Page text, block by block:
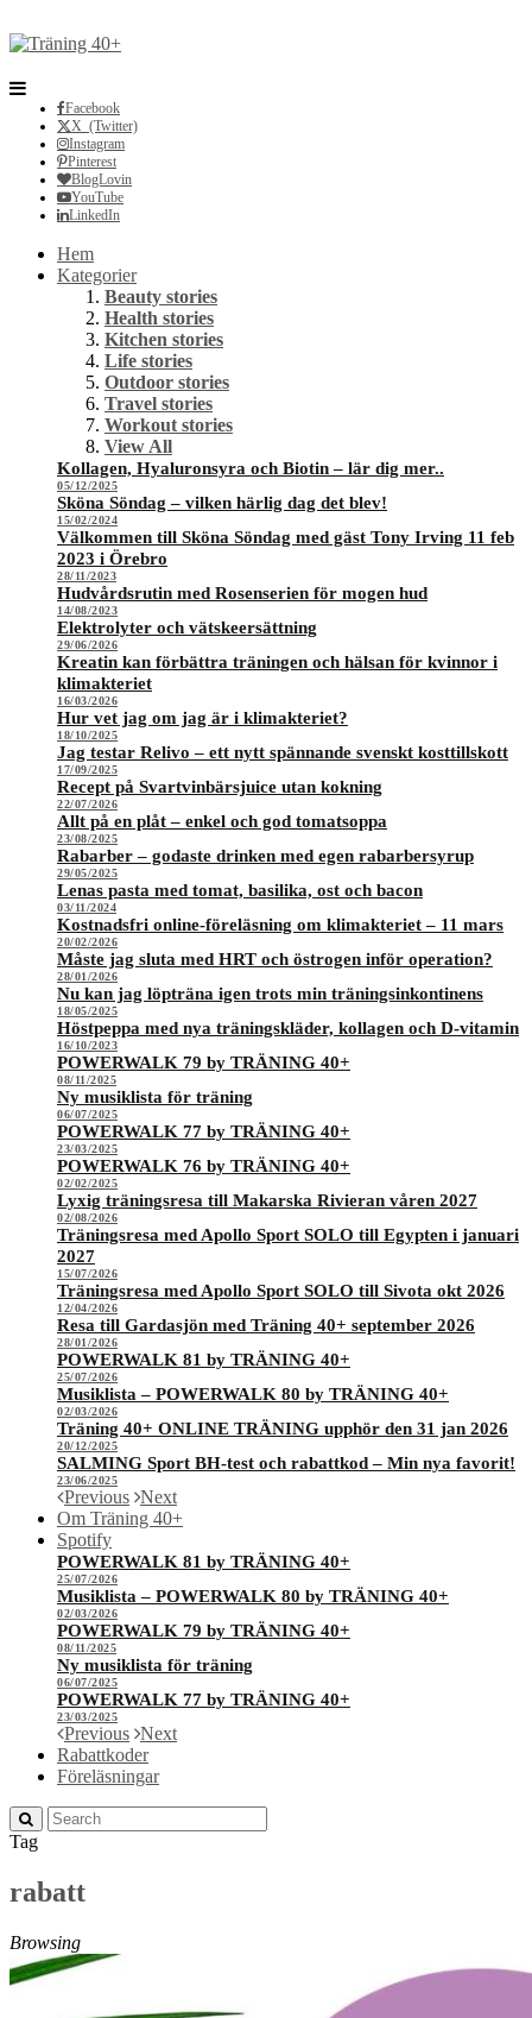
Facebook
X (Twitter)
Instagram
Pinterest
BlogLovin
YouTube
LinkedIn
Hem
Kategorier
Beauty stories
Health stories
Kitchen stories
Life stories
Outdoor stories
Travel stories
Workout stories
View All
Kollagen, Hyaluronsyra och Biotin – lär dig mer..
05/12/2025
Sköna Söndag – vilken härlig dag det blev!
15/02/2024
Välkommen till Sköna Söndag med gäst Tony Irving 11 feb
2023 i Örebro
28/11/2023
Hudvårdsrutin med Rosenserien för mogen hud
14/08/2023
Elektrolyter och vätskeersättning
29/06/2026
Kreatin kan förbättra träningen och hälsan för kvinnor i
klimakteriet
16/03/2026
Hur vet jag om jag är i klimakteriet?
18/10/2025
Jag testar Relivo – ett nytt spännande svenskt kosttillskott
17/09/2025
Recept på Svartvinbärsjuice utan kokning
22/07/2026
Allt på en plåt – enkel och god tomatsoppa
23/08/2025
Rabarber – godaste drinken med egen rabarbersyrup
29/05/2025
Lenas pasta med tomat, basilika, ost och bacon
03/11/2024
Kostnadsfri online-föreläsning om klimakteriet – 11 mars
20/02/2026
Måste jag sluta med HRT och östrogen inför operation?
28/01/2026
Nu kan jag löpträna igen trots min träningsinkontinens
18/05/2025
Höstpeppa med nya träningskläder, kollagen och D-vitamin
16/10/2023
POWERWALK 79 by TRÄNING 40+
08/11/2025
Ny musiklista för träning
06/07/2025
POWERWALK 77 by TRÄNING 40+
23/03/2025
POWERWALK 76 by TRÄNING 40+
02/02/2025
Lyxig träningsresa till Makarska Rivieran våren 2027
02/08/2026
Träningsresa med Apollo Sport SOLO till Egypten i januari
2027
15/07/2026
Träningsresa med Apollo Sport SOLO till Sivota okt 2026
12/04/2026
Resa till Gardasjön med Träning 40+ september 2026
28/01/2026
POWERWALK 81 by TRÄNING 40+
25/07/2026
Musiklista – POWERWALK 80 by TRÄNING 40+
02/03/2026
Träning 40+ ONLINE TRÄNING upphör den 31 jan 2026
20/12/2025
SALMING Sport BH-test och rabattkod – Min nya favorit!
23/06/2025
Previous Next
Om Träning 40+
Spotify
POWERWALK 81 by TRÄNING 40+
25/07/2026
Musiklista – POWERWALK 80 by TRÄNING 40+
02/03/2026
POWERWALK 79 by TRÄNING 40+
08/11/2025
Ny musiklista för träning
06/07/2025
POWERWALK 77 by TRÄNING 40+
23/03/2025
Previous Next
Rabattkoder
Föreläsningar
Tag
rabatt
Browsing